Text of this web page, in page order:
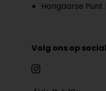
Hongaarse Punt
Volg ons op